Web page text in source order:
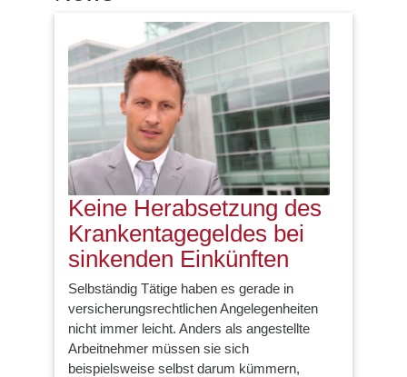
Keine Herabsetzung des
Krankentagegeldes bei
sinkenden Einkünften
Selbständig Tätige haben es gerade in
versicherungsrechtlichen Angelegenheiten
nicht immer leicht. Anders als angestellte
Arbeitnehmer müssen sie sich
beispielsweise selbst darum kümmern,